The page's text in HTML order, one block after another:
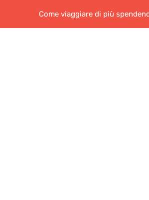
Come viaggiare di più